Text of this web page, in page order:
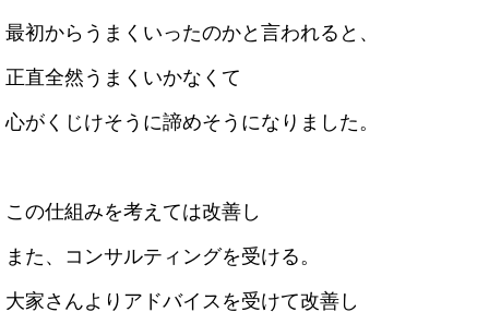
最初からうまくいったのかと言われると、
正直全然うまくいかなくて
心がくじけそうに諦めそうになりました。
この仕組みを考えては改善し
また、コンサルティングを受ける。
大家さんよりアドバイスを受けて改善し